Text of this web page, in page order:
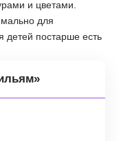
и цветами.
для
детей постарше есть